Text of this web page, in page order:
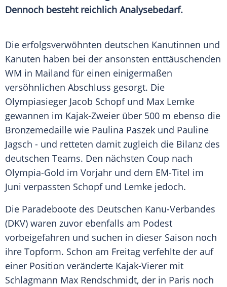
Dennoch besteht reichlich Analysebedarf.
Die erfolgsverwöhnten deutschen Kanutinnen und
Kanuten haben bei der ansonsten enttäuschenden
WM in Mailand für einen einigermaßen
versöhnlichen Abschluss gesorgt. Die
Olympiasieger Jacob Schopfund Max Lemke
gewannen im Kajak-Zweier über 500 m ebenso die
Bronzemedaille wie Paulina Paszek und Pauline
Jagsch - und retteten damit zugleich die Bilanz des
deutschen Teams. Den nächsten Coup nach
Olympia-Gold im Vorjahr und dem EM-Titel im
Juni verpassten Schopf und Lemke jedoch.
Die Paradeboote des Deutschen Kanu-Verbandes
(DKV) waren zuvor ebenfalls am Podest
vorbeigefahren und suchen in dieser Saison noch
ihre Topform. Schon am Freitag verfehlte der auf
einer Position veränderte Kajak-Vierer mit
Schlagmann Max Rendschmidt, der in Paris noch